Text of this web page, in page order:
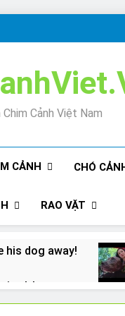
Cảnh Việt Nam
CẢNH CHÓ
RAO VẶT
his dog away!
It!